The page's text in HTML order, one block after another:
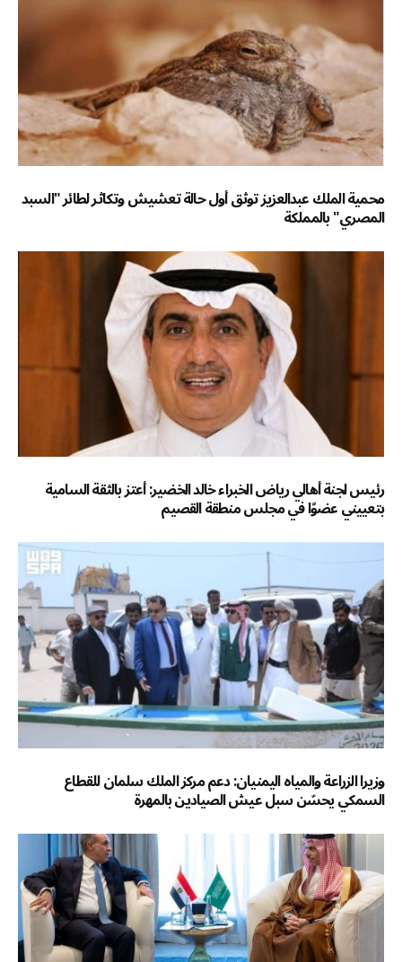
محمية الملك عبدالعزيز توثق أول حالة تعشيش وتكاثر لطائر "السبد
المصري" بالمملكة
رئيس لجنة أهالي رياض الخبراء خالد الخضير: أعتز بالثقة السامية
بتعييني عضوًا في مجلس منطقة القصيم
وزيرا الزراعة والمياه اليمنيان: دعم مركز الملك سلمان للقطاع
السمكي يحسّن سبل عيش الصيادين بالمهرة